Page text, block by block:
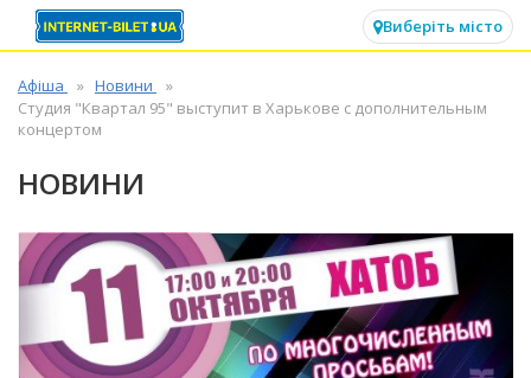
Виберіть місто
Афіша
Новини
Студия "Квартал 95" выступит в Харькове с дополнительным
концертом
НОВИНИ